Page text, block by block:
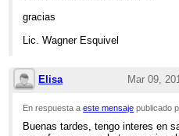
gracias
Lic. Wagner Esquivel
Elisa Mar 09,
2:11pm
Re:
En respuesta aeste mensaje publicado
Buenas tardes, tengo interes en